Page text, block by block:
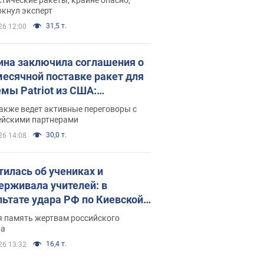
эксперт
12:00 31,5 т.
заключила соглашения о
поставке ракет для
Patriot из США:
раскрыл подробности
ведет активные переговоры с
партнерами
14:08 30,0 т.
об учениках и
учителей: в
удара РФ по Киевской
погибли директор
лицея, её муж и внук
память жертвам российского
13:32 16,4 т.